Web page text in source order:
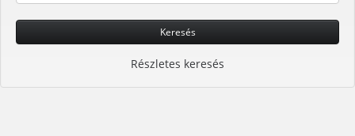
Keresés
Részletes keresés